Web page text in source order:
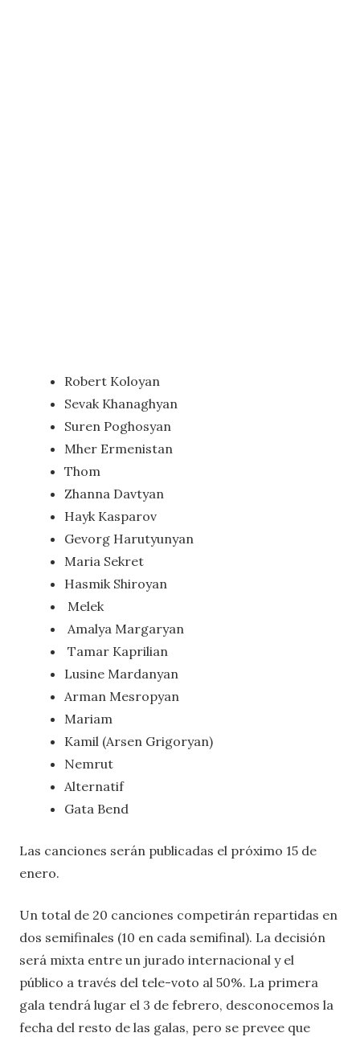
Robert Koloyan
Sevak Khanaghyan
Suren Poghosyan
Mher Ermenistan
Thom
Zhanna Davtyan
Hayk Kasparov
Gevorg Harutyunyan
Maria Sekret
Hasmik Shiroyan
Melek
Amalya Margaryan
Tamar Kaprilian
Lusine Mardanyan
Arman Mesropyan
Mariam
Kamil (Arsen Grigoryan)
Nemrut
Alternatif
Gata Bend
Las canciones serán publicadas el próximo 15 de
enero.
Un total de 20 canciones competirán repartidas en
dos semifinales (10 en cada semifinal). La decisión
será mixta entre un jurado internacional y el
público a través del tele-voto al 50%. La primera
gala tendrá lugar el 3 de febrero, desconocemos la
fecha del resto de las galas, pero se prevee que